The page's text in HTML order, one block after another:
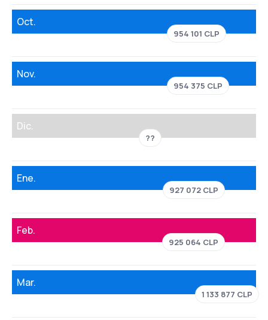
Oct.
954 101 CLP
Nov.
954 375 CLP
Dic.
??
Ene.
927 072 CLP
Feb.
925 064 CLP
Mar.
1 133 877 CLP